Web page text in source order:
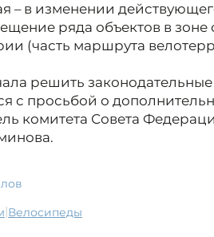
– в изменении
ряда объектов в зоне
(часть маршрута
решить
с просьбой о
комитета Совета
| велосипеды